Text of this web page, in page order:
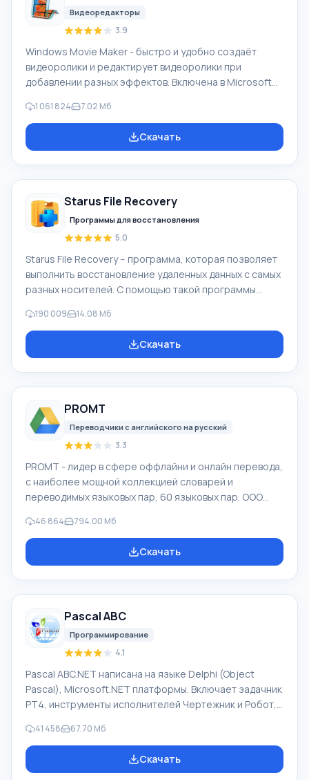
Видеоредакторы
3.9
Windows Movie Maker - быстро и удобно создаёт
видеоролики и редактирует видеоролики при
добавлении разных эффектов. Включена в Microsoft
бесплатный программный пакет Windows Live
Microsoft. Функционал Windows Movie Maker:
Захватывать видео с разных источников
Maker - добавить можно фоновую аудиодорожку,
использовать между
1 061 824 7.02 Мб
Скачать
Starus File Recovery
Программы для восстановления
5.0
Starus File Recovery – программа, которая позволяет
выполнить восстановление удаленных данных с самых
разных носителей. С помощью такой программы
разными способами. Например, они были удалены
мимо Корзины, скрыты под воздействием
вредоносного программного обеспечения, утеряны
различными устройствами, например, с жесткими
дисками, SS
190 009 14.08 Мб
Скачать
PROMT
Переводчики с английского на русский
3.3
PROMT - лидер в сфере оффлайни и онлайн перевода,
с наиболее мощной коллекцией словарей и
переводимых языковых пар, 60 языковых пар. ООО
разработчик систем перевода для частных
пользователей и корпораций. Программой PROMT
обеспечивается перевод любого текста, пользуясь
русского интерфейса или электронные письма
иностранной компани
46 864 794.00 Мб
Скачать
Pascal ABC
Программирование
4.1
Pascal ABC.NET написана на языке Delphi (Object
Pascal), Microsoft.NET платформы. Включает задачник
PT4, инструменты исполнителей Чертежник и Робот,
изучении программирования. Основное назначение
систем программирования Pascal ABC.NET изучение и
обучение языкам современного программирования.
41 458 67.70 Мб
Скачать